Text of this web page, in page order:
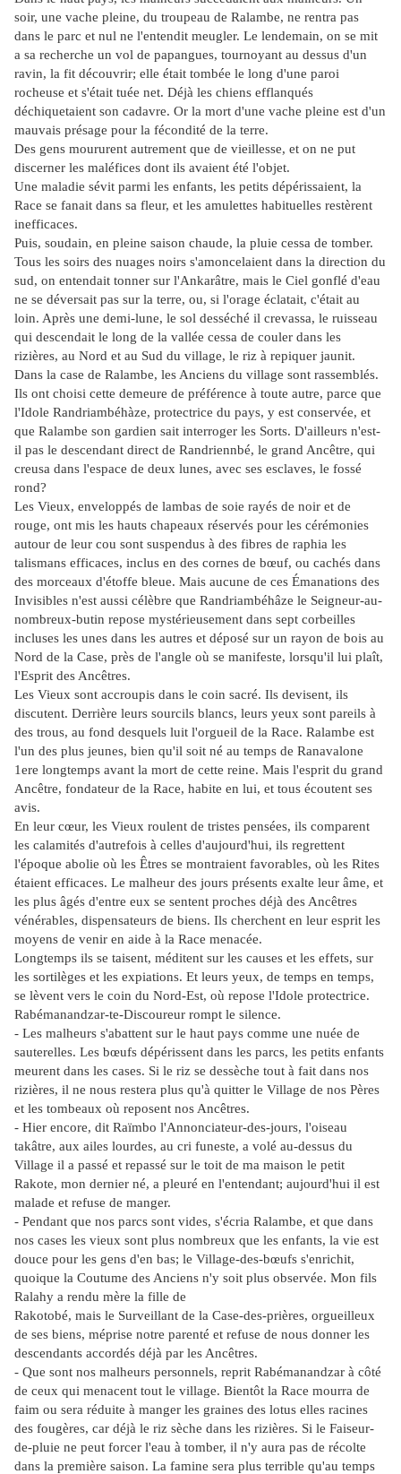
soir, une vache pleine, du troupeau de Ralambe, ne rentra pas
dans le parc et nul ne l'entendit meugler. Le lendemain, on se mit
a sa recherche un vol de papangues, tournoyant au dessus d'un
ravin, la fit découvrir; elle était tombée le long d'une paroi
rocheuse et s'était tuée net. Déjà les chiens efflanqués
déchiquetaient son cadavre. Or la mort d'une vache pleine est d'un
mauvais présage pour la fécondité de la terre.
Des gens moururent autrement que de vieillesse, et on ne put
discerner les maléfices dont ils avaient été l'objet.
Une maladie sévit parmi les enfants, les petits dépérissaient, la
Race se fanait dans sa fleur, et les amulettes habituelles restèrent
inefficaces.
Puis, soudain, en pleine saison chaude, la pluie cessa de tomber.
Tous les soirs des nuages noirs s'amoncelaient dans la direction du
sud, on entendait tonner sur l'Ankarâtre, mais le Ciel gonflé d'eau
ne se déversait pas sur la terre, ou, si l'orage éclatait, c'était au
loin. Après une demi-lune, le sol desséché il crevassa, le ruisseau
qui descendait le long de la vallée cessa de couler dans les
rizières, au Nord et au Sud du village, le riz à repiquer jaunit.
Dans la case de Ralambe, les Anciens du village sont rassemblés.
Ils ont choisi cette demeure de préférence à toute autre, parce que
l'Idole Randriambéhàze, protectrice du pays, y est conservée, et
que Ralambe son gardien sait interroger les Sorts. D'ailleurs n'est-
il pas le descendant direct de Randriennbé, le grand Ancêtre, qui
creusa dans l'espace de deux lunes, avec ses esclaves, le fossé
rond?
Les Vieux, enveloppés de lambas de soie rayés de noir et de
rouge, ont mis les hauts chapeaux réservés pour les cérémonies
autour de leur cou sont suspendus à des fibres de raphia les
talismans efficaces, inclus en des cornes de bœuf, ou cachés dans
des morceaux d'étoffe bleue. Mais aucune de ces Émanations des
Invisibles n'est aussi célèbre que Randriambéhâze le Seigneur-au-
nombreux-butin repose mystérieusement dans sept corbeilles
incluses les unes dans les autres et déposé sur un rayon de bois au
Nord de la Case, près de l'angle où se manifeste, lorsqu'il lui plaît,
l'Esprit des Ancêtres.
Les Vieux sont accroupis dans le coin sacré. Ils devisent, ils
discutent. Derrière leurs sourcils blancs, leurs yeux sont pareils à
des trous, au fond desquels luit l'orgueil de la Race. Ralambe est
l'un des plus jeunes, bien qu'il soit né au temps de Ranavalone
1ere longtemps avant la mort de cette reine. Mais l'esprit du grand
Ancêtre, fondateur de la Race, habite en lui, et tous écoutent ses
avis.
En leur cœur, les Vieux roulent de tristes pensées, ils comparent
les calamités d'autrefois à celles d'aujourd'hui, ils regrettent
l'époque abolie où les Êtres se montraient favorables, où les Rites
étaient efficaces. Le malheur des jours présents exalte leur âme, et
les plus âgés d'entre eux se sentent proches déjà des Ancêtres
vénérables, dispensateurs de biens. Ils cherchent en leur esprit les
moyens de venir en aide à la Race menacée.
Longtemps ils se taisent, méditent sur les causes et les effets, sur
les sortilèges et les expiations. Et leurs yeux, de temps en temps,
se lèvent vers le coin du Nord-Est, où repose l'Idole protectrice.
Rabémanandzar-te-Discoureur rompt le silence.
- Les malheurs s'abattent sur le haut pays comme une nuée de
sauterelles. Les bœufs dépérissent dans les parcs, les petits enfants
meurent dans les cases. Si le riz se dessèche tout à fait dans nos
rizières, il ne nous restera plus qu'à quitter le Village de nos Pères
et les tombeaux où reposent nos Ancêtres.
- Hier encore, dit Raïmbo l'Annonciateur-des-jours, l'oiseau
takâtre, aux ailes lourdes, au cri funeste, a volé au-dessus du
Village il a passé et repassé sur le toit de ma maison le petit
Rakote, mon dernier né, a pleuré en l'entendant; aujourd'hui il est
malade et refuse de manger.
- Pendant que nos parcs sont vides, s'écria Ralambe, et que dans
nos cases les vieux sont plus nombreux que les enfants, la vie est
douce pour les gens d'en bas; le Village-des-bœufs s'enrichit,
quoique la Coutume des Anciens n'y soit plus observée. Mon fils
Ralahy a rendu mère la fille de
Rakotobé, mais le Surveillant de la Case-des-prières, orgueilleux
de ses biens, méprise notre parenté et refuse de nous donner les
descendants accordés déjà par les Ancêtres.
- Que sont nos malheurs personnels, reprit Rabémanandzar à côté
de ceux qui menacent tout le village. Bientôt la Race mourra de
faim ou sera réduite à manger les graines des lotus elles racines
des fougères, car déjà le riz sèche dans les rizières. Si le Faiseur-
de-pluie ne peut forcer l'eau à tomber, il n'y aura pas de récolte
dans la première saison. La famine sera plus terrible qu'au temps